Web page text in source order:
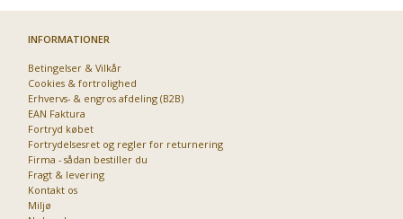
INFORMATIONER
Betingelser & Vilkår
Cookies & fortrolighed
Erhvervs- & engros afdeling (B2B)
EAN Faktura
Fortryd købet
Fortrydelsesret og regler for returnering
Firma - sådan bestiller du
Fragt & levering
Kontakt os
Miljø